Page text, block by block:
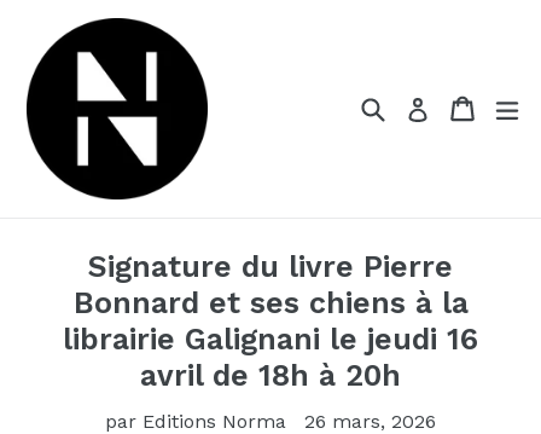
contenu
Recherche
Se Panier
Signature du livre Pierre
Bonnard et ses chiens à la
librairie Galignani le jeudi 16
avril de 18h à 20h
par Editions Norma 26 mars, 2026